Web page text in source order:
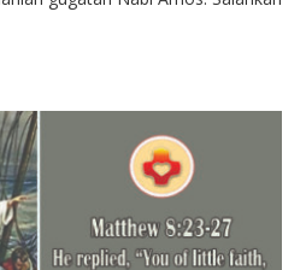
lagi. Bila kita di luar perayaan